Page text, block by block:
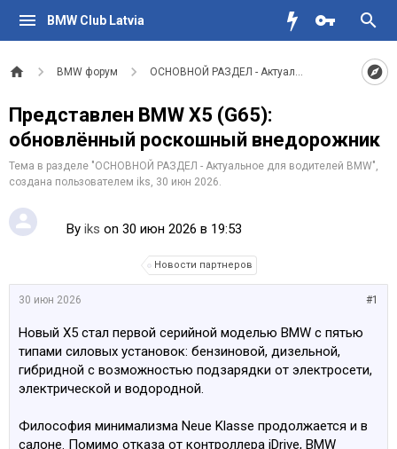
BMW Club Latvia
BMW форум ОСНОВНОЙ РАЗДЕЛ - Актуальное для
Представлен BMW X5 (G65):
обновлённый роскошный внедорожник
Тема в разделе "ОСНОВНОЙ РАЗДЕЛ - Актуальное для водителей BMW",
создана пользователем iks, 30 июн 2026.
By iks on 30 июн 2026 в 19:53
Новости партнеров
#1
30 июн 2026
Новый X5 стал первой серийной моделью BMW с пятью
типами силовых установок: бензиновой, дизельной,
гибридной с возможностью подзарядки от электросети,
электрической и водородной.
Философия минимализма Neue Klasse продолжается и в
салоне. Помимо отказа от контроллера iDrive, BMW